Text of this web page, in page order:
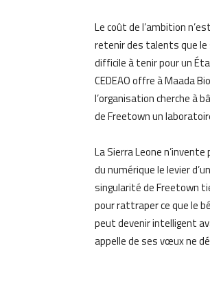
Le coût de l’ambition
retenir des talents que le
difficile à tenir pour un
CEDEAO offre à Maada
l’organisation cherche à
de Freetown un
La Sierra Leone
du numérique le levier
singularité de Freetown
pour rattraper ce que le
peut devenir intelligent
appelle de ses vœux ne